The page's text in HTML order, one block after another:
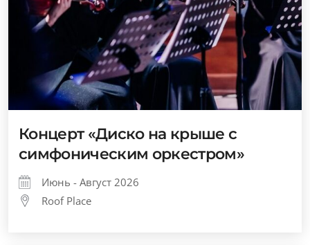
Концерт «Диско на крыше с
симфоническим оркестром»
Июнь - Август 2026
Roof Place